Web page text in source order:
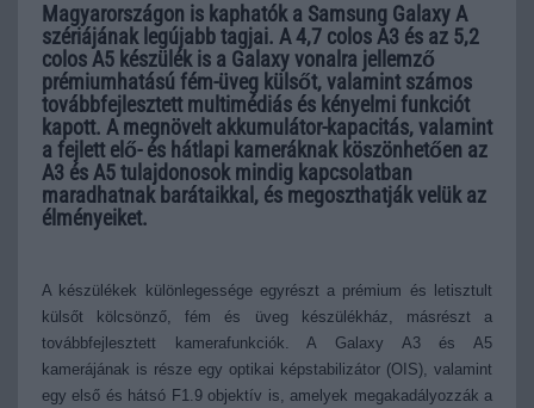
Magyarországon is kaphatók a Samsung Galaxy A
szériájának legújabb tagjai. A 4,7 colos A3 és az 5,2
colos A5 készülék is a Galaxy vonalra jellemző
prémiumhatású fém-üveg külsőt, valamint számos
továbbfejlesztett multimédiás és kényelmi funkciót
kapott. A megnövelt akkumulátor-kapacitás, valamint
a fejlett elő- és hátlapi kameráknak köszönhetően az
A3 és A5 tulajdonosok mindig kapcsolatban
maradhatnak barátaikkal, és megoszthatják velük az
élményeiket.
A készülékek különlegessége egyrészt a prémium és letisztult
külsőt kölcsönző, fém és üveg készülékház, másrészt a
továbbfejlesztett kamerafunkciók.A Galaxy A3 és A5
kamerájának is része egy optikai képstabilizátor (OIS), valamint
egy első és hátsó F1.9 objektív is, amelyek megakadályozzák a